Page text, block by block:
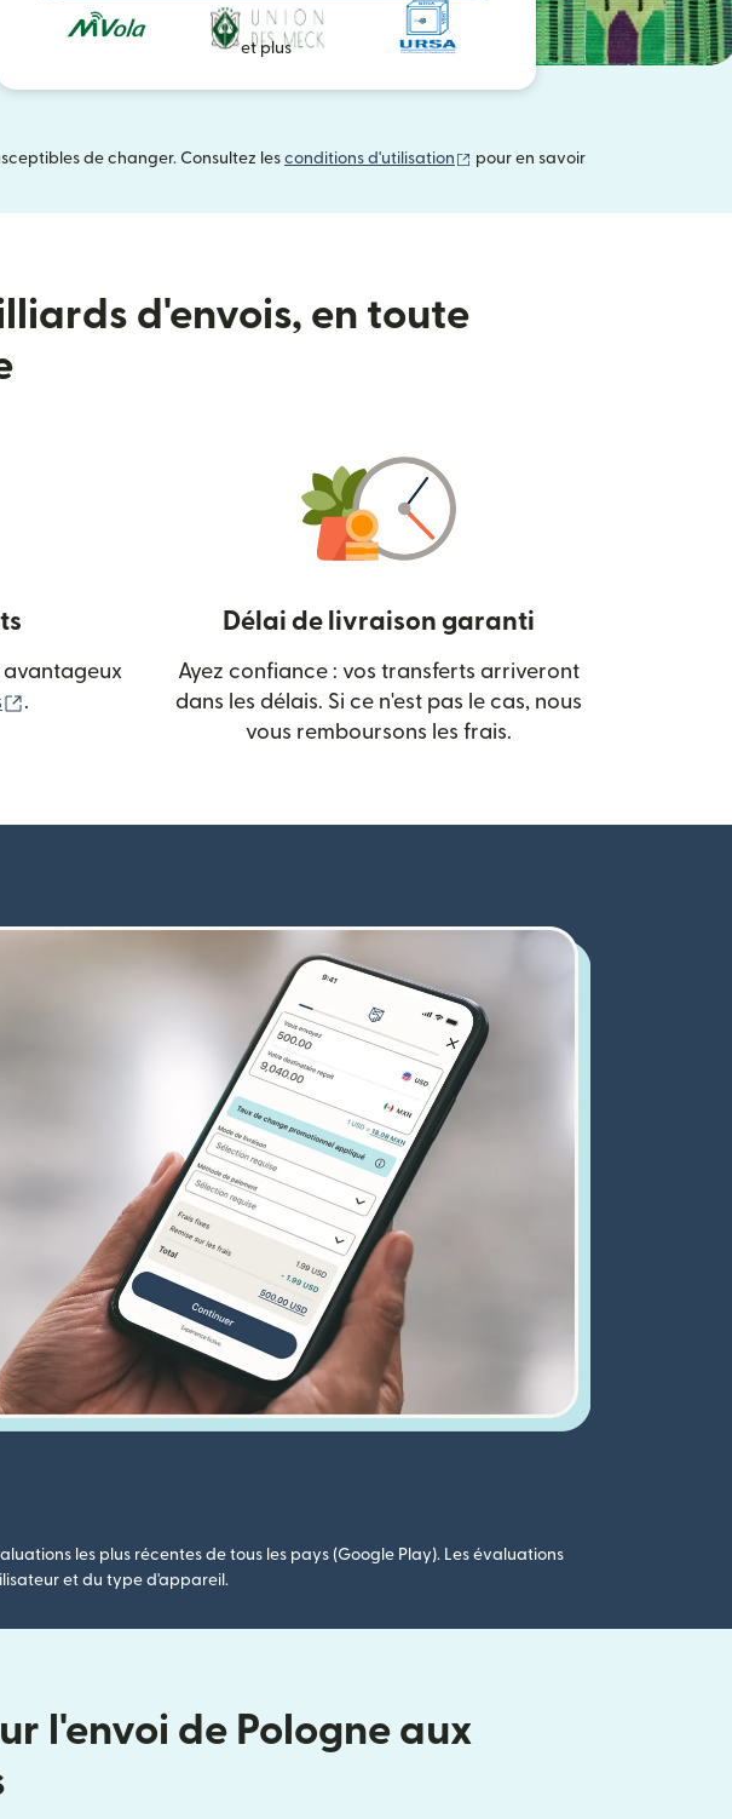
et plus
de changer. Consultez les conditions d'utilisation (s'ouvre dans une nouvelle
pour en savoir
d'envois, en toute
avantageux
(s'ouvre dans une nouvelle fenêtre)
.
Délai de livraison garanti
Ayez confiance : vos transferts arriveront
dans les délais. Si ce n'est pas le cas, nous
vous remboursons les frais.
les plus récentes de tous les pays (Google Play). Les évaluations
et du type d'appareil.
l'envoi de Pologne aux